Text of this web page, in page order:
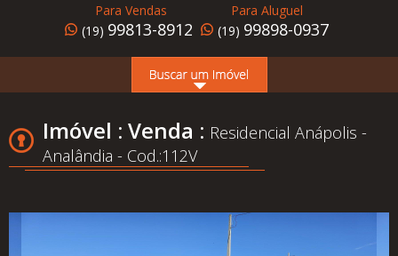
Alugar
Home
Somos
Conheça
Para Vendas
(19) 99813-8912
Para Aluguel
(19) 99898-0937
Imóvel : Venda : Residencial Anápolis -
Analândia - Cod.:112V